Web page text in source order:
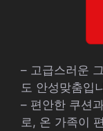
– 고급스러운
도 안성맞춤입
– 편안한 쿠션
로, 온 가족이